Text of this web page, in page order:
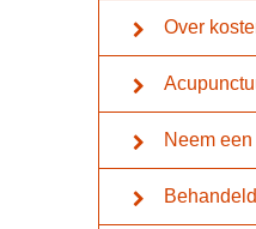
Over
Neem